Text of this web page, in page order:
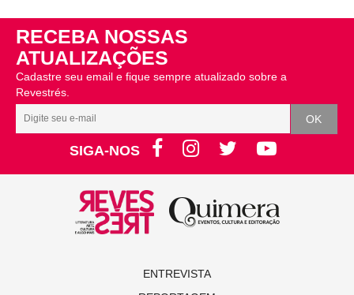
RECEBA NOSSAS
ATUALIZAÇÕES
Cadastre seu email e fique sempre atualizado sobre a
Revestrés.
SIGA-NOS
ENTREVISTA